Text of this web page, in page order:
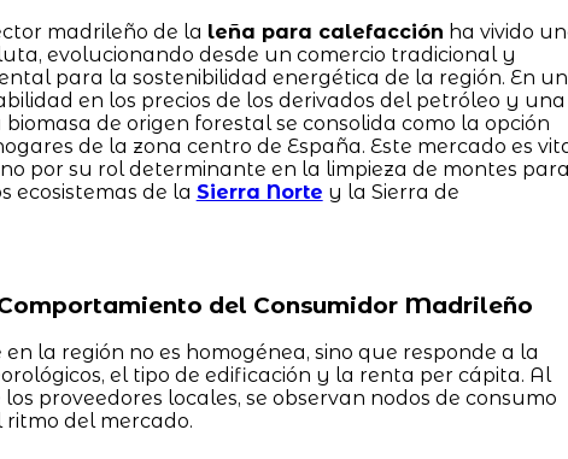
madrileño de la leña para calefacción ha vivido
evolucionando desde un comercio tradicional y
para la sostenibilidad energética de la región. En un
en los precios de los derivados del petróleo y una
de origen forestal se consolida como la opción
de la zona centro de España. Este mercado es
por su rol determinante en la limpieza de montes
ecosistemas de la Sierra Norte y la Sierra de
del Consumidor Madrileño
la región no es homogénea, sino que responde a la
el tipo de edificación y la renta per cápita. Al
proveedores locales, se observan nodos de consumo
del mercado.